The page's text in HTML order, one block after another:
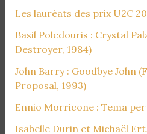
Les lauréats des prix U2C
Basil Poledouris : Crystal
Destroyer, 1984)
John Barry : Goodbye John
Proposal, 1993)
Ennio Morricone : Tema
Isabelle Durin et Michaël